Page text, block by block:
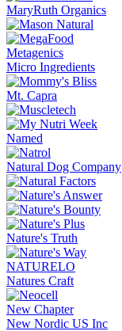
MaryRuth Organics
Metagenics
Micro Ingredients
Mt. Capra
Named
Natural Dog Company
Nature's Truth
NATURELO
Natures Craft
New Chapter
New Nordic US Inc